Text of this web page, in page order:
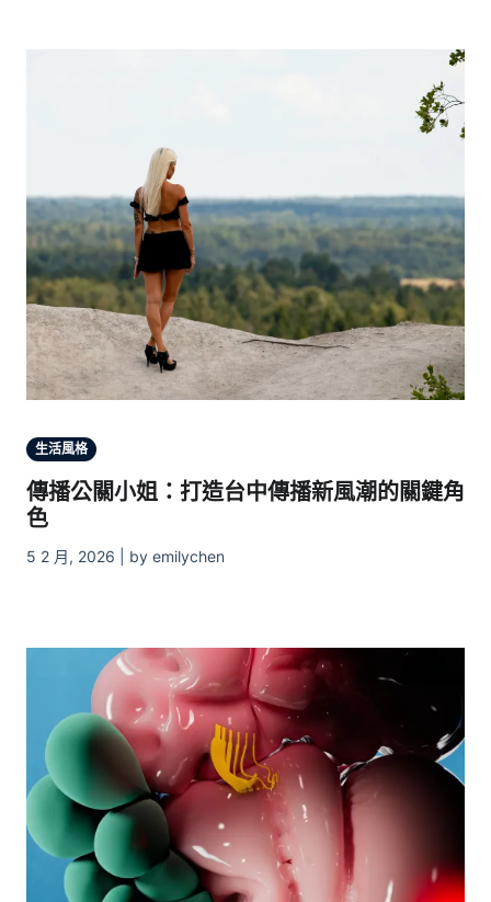
生活風格
傳播公關小姐：打造台中傳播新風潮的關鍵角
色
5 2 月, 2026 | by emilychen